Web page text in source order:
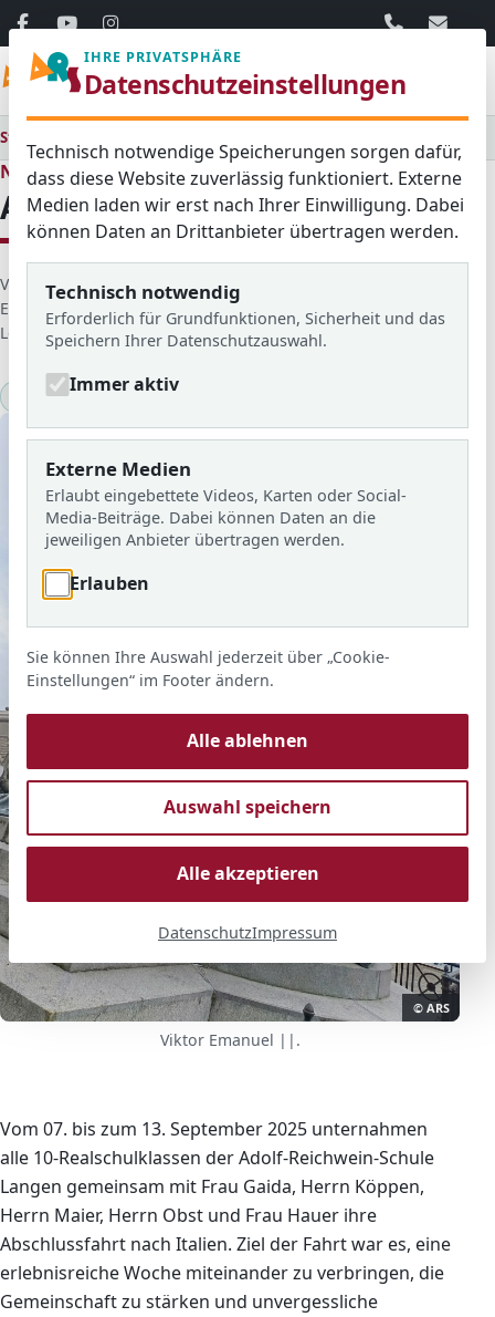
06103 / 30
Startseite
Neues aus dem Schulleben
Abschlussfahrt 10R
D
e
t
i
l
Veröffentlicht von: Jette-Zoé Deuchert
Erstellt am: 05. November 2025
Letzte Aktualisierung: 29. April 2026Zugriffe: 938
Veranstaltungen Klassenfahrt
© ARS
Viktor Emanuel ||.
Vom 07. bis zum 13. September 2025 unternahmen
alle 10-Realschulklassen der Adolf-Reichwein-Schule
Langen gemeinsam mit Frau Gaida, Herrn Köppen,
Herrn Maier, Herrn Obst und Frau Hauer ihre
Abschlussfahrt nach Italien. Ziel der Fahrt war es, eine
erlebnisreiche Woche miteinander zu verbringen, die
Gemeinschaft zu stärken und unvergessliche
IHRE PRIVATSPHÄRE
Datenschutzeinstellungen
Technisch notwendige Speicherungen sorgen dafür,
dass diese Website zuverlässig funktioniert. Externe
Medien laden wir erst nach Ihrer Einwilligung. Dabei
können Daten an Drittanbieter übertragen werden.
Technisch notwendig
Erforderlich für Grundfunktionen, Sicherheit und das
Speichern Ihrer Datenschutzauswahl.
Immer aktiv
Externe Medien
Erlaubt eingebettete Videos, Karten oder Social-
Media-Beiträge. Dabei können Daten an die
jeweiligen Anbieter übertragen werden.
Erlauben
Sie können Ihre Auswahl jederzeit über „Cookie-
Einstellungen“ im Footer ändern.
Alle ablehnen
Auswahl speichern
Alle akzeptieren
DatenschutzImpressum